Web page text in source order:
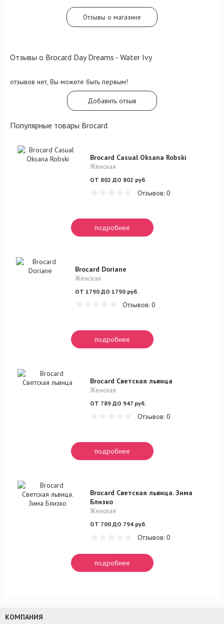
Отзывы о магазине
Отзывы о Brocard Day Dreams - Water Ivy
отзывов нет, Вы можете быть первым!
Добавить отзыв
Популярные товары Brocard
Brocard Casual Oksana Robski
Женская
ОТ 802 ДО 802 руб.
Отзывов: 0
подробнее
Brocard Doriane
Женская
ОТ 1790 ДО 1790 руб.
Отзывов: 0
подробнее
Brocard Светская львица
Женская
ОТ 789 ДО 947 руб.
Отзывов: 0
подробнее
Brocard Светская львица. Зима
Близко
Женская
ОТ 700 ДО 794 руб.
Отзывов: 0
подробнее
КОМПАНИЯ